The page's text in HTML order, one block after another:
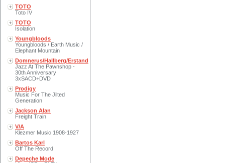
TOTO
Toto IV
TOTO
Isolation
Youngbloods
Youngbloods / Earth Music /
Elephant Mountain
Domnerus/Hallberg/Erstand
Jazz At The Pawnshop -
30th Anniversary
3xSACD+DVD
Prodigy
Music For The Jilted
Generation
Jackson Alan
Freight Train
V/A
Klezmer Music 1908-1927
Bartos Karl
Off The Record
Depeche Mode